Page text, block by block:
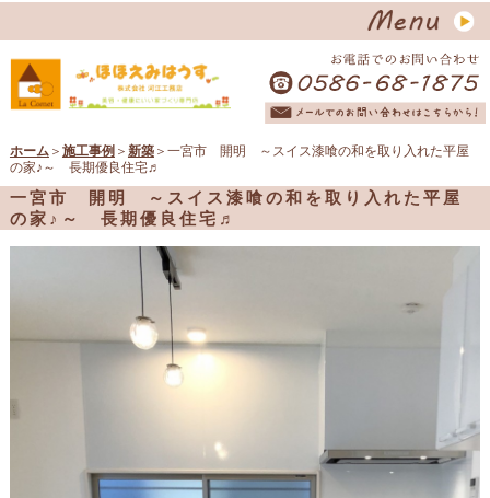
ホーム＞ 施工事例 ＞ 新築＞一宮市 開明 ～スイス漆喰の和を取り入れた平屋
の家♪～ 長期優良住宅♬
一宮市 開明 ～スイス漆喰の和を取り入れた平屋
の家♪～ 長期優良住宅♬